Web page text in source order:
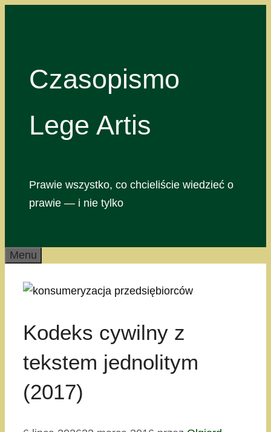
Czasopismo
Lege Artis
Prawie wszystko, co chcieliście wiedzieć o
prawie — i nie tylko
Menu
Kodeks cywilny z
tekstem jednolitym
(2017)